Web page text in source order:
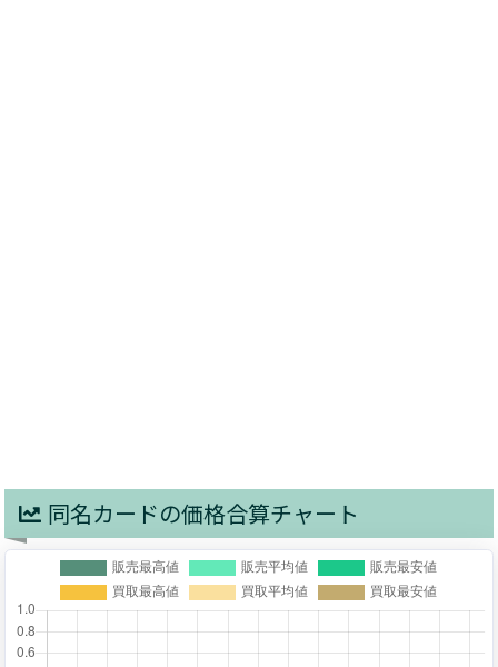
同名カードの価格合算チャート